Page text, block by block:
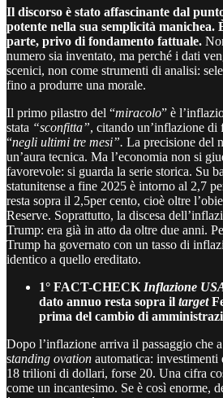
Il discorso è stato affascinante dal
potente nella sua semplicità manichea.
parte, privo di fondamento fattuale.
numero sia inventato, ma perché i dati
scenici, non come strumenti di analisi:
fino a produrre una morale.
Il primo pilastro del “miracolo” è
stata “sconfitta”, citando un’inflazione di
“negli ultimi tre mesi”. La precisione del
un’aura tecnica. Ma l’economia non si
favorevole: si guarda la serie storica. Su
statunitense a fine 2025 è intorno al 2,7
resta sopra il 2,5per cento, cioè oltre
Reserve. Soprattutto, la discesa
Trump: era già in atto da oltre due anni.
Trump ha governato con un tasso di
identico a quello ereditato.
1° FACT-CHECK Inflazione
dato annuo resta sopra il target
prima del cambio di
Dopo l’inflazione arriva il passaggio che
standing ovation automatica: investimenti
18 trilioni di dollari, forse 20. Una cifra
come un incantesimo. Se è così enorme,